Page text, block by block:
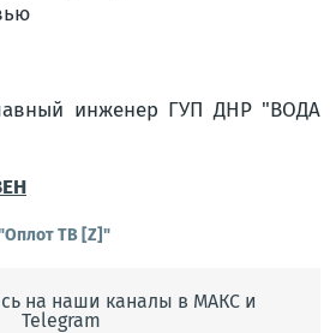
инженер ГУП ДНР "ВОДА
ТВ [Z]"
на наши каналы в МАКС и
Telegram